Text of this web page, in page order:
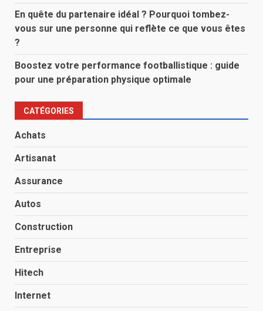
En quête du partenaire idéal ? Pourquoi tombez-
vous sur une personne qui reflète ce que vous êtes
?
Boostez votre performance footballistique : guide
pour une préparation physique optimale
CATÉGORIES
Achats
Artisanat
Assurance
Autos
Construction
Entreprise
Hitech
Internet